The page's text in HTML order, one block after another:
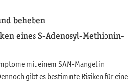
beheben
eines S-Adenosyl-Methionin-
mit einem SAM-Mangel in
gibt es bestimmte Risiken für eine